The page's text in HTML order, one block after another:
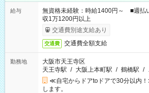
給与
無資格未経験：時給1400円～ ■週
収1万1200円以上
交通費別途支給あり
交通費 交通費全額支給
勤務地
大阪市天王寺区
天王寺駅 / 大阪上本町駅 / 鶴橋駅 /
≪自宅からドアtoドアで30分以内
します。